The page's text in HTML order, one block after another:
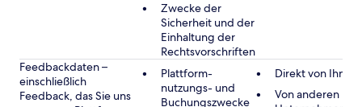
Zwecke der
Sicherheit und der
Einhaltung der
Rechtsvorschriften
Feedbackdaten –
einschließlich
Feedback, das Sie uns
Plattform-
nutzungs- und
Buchungszwecke
Direkt von Ihnen
Von anderen